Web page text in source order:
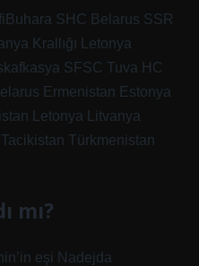
SHC Belarus SSR
Krallığı Letonya
SFSC Tuva HC
Ermenistan Estonya
Letonya Litvanya
Türkmenistan
mı?
eşi Nadejda